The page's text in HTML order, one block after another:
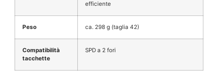
efficiente
Peso ca. 298 g (taglia 42)
Compatibilità
tacchette
SPD a 2 fori